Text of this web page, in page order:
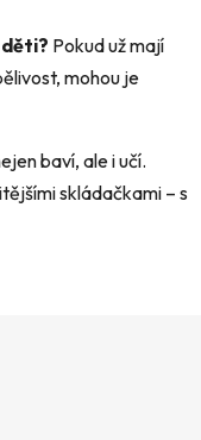
Pokud už mají
mohou je
baví, ale i učí.
skládačkami – s